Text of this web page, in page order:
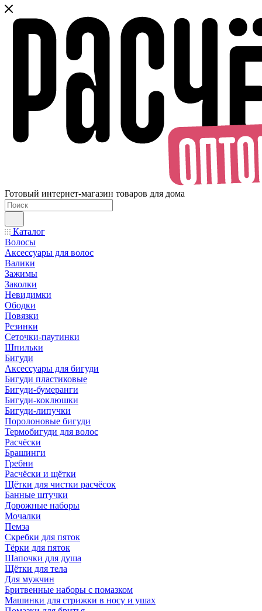
Готовый интернет-магазин товаров для дома
Каталог
Волосы
Аксессуары для волос
Валики
Зажимы
Заколки
Невидимки
Ободки
Повязки
Резинки
Сеточки-паутинки
Шпильки
Бигуди
Аксессуары для бигуди
Бигуди пластиковые
Бигуди-бумеранги
Бигуди-коклюшки
Бигуди-липучки
Поролоновые бигуди
Термобигуди для волос
Расчёски
Брашинги
Гребни
Расчёски и щётки
Щётки для чистки расчёсок
Банные штучки
Дорожные наборы
Мочалки
Пемза
Скребки для пяток
Тёрки для пяток
Шапочки для душа
Щётки для тела
Для мужчин
Бритвенные наборы с помазком
Машинки для стрижки в носу и ушах